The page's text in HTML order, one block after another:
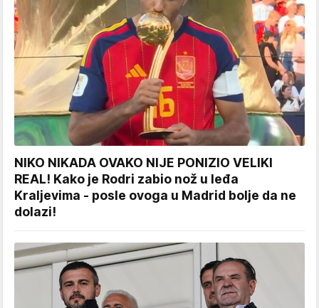
NIKO NIKADA OVAKO NIJE PONIZIO VELIKI
REAL! Kako je Rodri zabio nož u leđa
Kraljevima - posle ovoga u Madrid bolje da ne
dolazi!